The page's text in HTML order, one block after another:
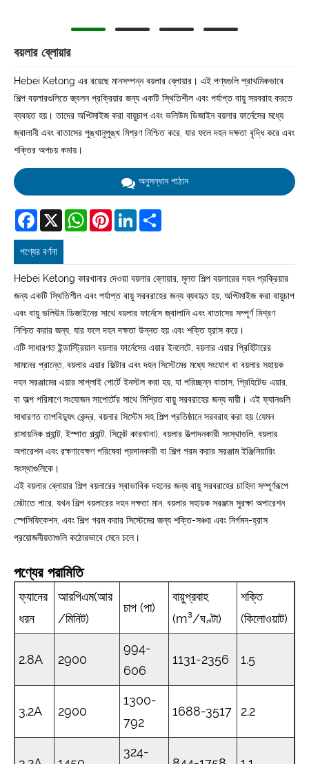
বয়লার ব্লোয়ার
Hebei Ketong এর রয়েছে মানসম্পন্ন বয়লার ব্লোয়ার। এই পণ্যগুলি প্রাথমিকভাবে
শিল্প বয়লারগুলিতে জ্বলন প্রক্রিয়ার জন্য একটি স্থিতিশীল এবং পর্যাপ্ত বায়ু সরবরাহ করতে
ব্যবহৃত হয়। তাদের অপ্টিমাইজ করা বায়ুচাপ এবং ভলিউম ডিজাইন বয়লার ফার্নেসের মধ্যে
জ্বালানী এবং বাতাসের পুঙ্খানুপুঙ্খ মিশ্রণ নিশ্চিত করে, যার ফলে দহন দক্ষতা বৃদ্ধি করে এবং
শক্তির অপচয় কমায়।
অনুসন্ধান পাঠান
Facebook
X WhatsAppPinterestLinkedIn
পণ্যের বর্ণনা
Hebei Ketong কারখানার দেওয়া বয়লার ব্লোয়ার, মূলত শিল্প বয়লারের দহন প্রক্রিয়ার
জন্য একটি স্থিতিশীল এবং পর্যাপ্ত বায়ু সরবরাহের জন্য ব্যবহৃত হয়, অপ্টিমাইজ করা বায়ুচাপ
এবং বায়ু ভলিউম ডিজাইনের সাথে বয়লার ফার্নেসে জ্বালানি এবং বাতাসের সম্পূর্ণ মিশ্রণ
নিশ্চিত করার জন্য, যার ফলে দহন দক্ষতা উন্নত হয় এবং শক্তি হ্রাস করে।
এটি সাধারণত ইন্ডাস্ট্রিয়াল বয়লার ফার্নেসের এয়ার ইনলেটে, বয়লার এয়ার প্রিহিটারের
সামনের প্রান্তে, বয়লার এয়ার ফিল্টার এবং দহন সিস্টেমের মধ্যে সংযোগ বা বয়লার সহায়ক
দহন সরঞ্জামের এয়ার সাপ্লাই পোর্টে ইনস্টল করা হয়, যা পরিচ্ছন্ন বাতাস, প্রিহিটেড এয়ার,
বা অল্প পরিমাণে সংযোজন সাপোর্টের সাথে মিশ্রিত বায়ু সরবরাহের জন্য দায়ী। এই ফ্যানগুলি
সাধারণত তাপবিদ্যুৎ কেন্দ্র, বয়লার সিস্টেম সহ শিল্প প্রতিষ্ঠানে সরবরাহ করা হয় (যেমন
রাসায়নিক প্ল্যান্ট, ইস্পাত প্ল্যান্ট, সিমেন্ট কারখানা), বয়লার উত্পাদনকারী সংস্থাগুলি, বয়লার
অপারেশন এবং রক্ষণাবেক্ষণ পরিষেবা প্রদানকারী বা শিল্প গরম করার সরঞ্জাম ইঞ্জিনিয়ারিং
সংস্থাগুলিকে।
এই বয়লার ব্লোয়ার শিল্প বয়লারের স্বাভাবিক দহনের জন্য বায়ু সরবরাহের চাহিদা সম্পূর্ণরূপে
মেটাতে পারে, যখন শিল্প বয়লারের দহন দক্ষতা মান, বয়লার সহায়ক সরঞ্জাম সুরক্ষা অপারেশন
স্পেসিফিকেশন, এবং শিল্প গরম করার সিস্টেমের জন্য শক্তি-সঞ্চয় এবং নির্গমন-হ্রাস
প্রয়োজনীয়তাগুলি কঠোরভাবে মেনে চলে।
পণ্যের পরামিতি
ফ্যানের
ধরন
আরপিএম(আর
/মিনিট)
চাপ (পা)
বায়ুপ্রবাহ
(m³/ঘণ্টা)
শক্তি
(কিলোওয়াট)
2.8A 2900
994-
606
1131-2356 1.5
3.2A 2900
1300-
792
1688-3517 2.2
324-